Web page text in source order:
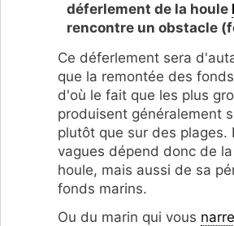
déferlement de la houle
rencontre un obstacle
Ce déferlement sera
que la remontée des
d'où le fait que les plus
produisent généralement
plutôt que sur des plages.
vagues dépend donc de
houle, mais aussi de sa
fonds marins.
Ou du marin qui vous narre